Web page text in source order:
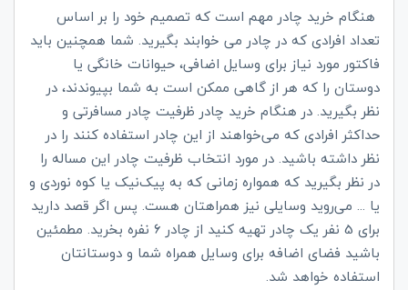
هنگام خرید چادر مهم است که تصمیم خود را بر اساس
تعداد افرادی که در چادر می خوابند بگیرید. شما همچنین باید
فاکتور مورد نیاز برای وسایل اضافی، حیوانات خانگی یا
دوستان را که هر از گاهی ممکن است به شما بپیوندند، در
نظر بگیرید. در هنگام خرید چادر ظرفیت چادر مسافرتی و
حداکثر افرادی که می‌خواهند از این چادر استفاده کنند را در
نظر داشته باشید. در مورد انتخاب ظرفیت چادر این مساله را
در نظر بگیرید که همواره زمانی که به پیک‌نیک یا کوه نوردی و
یا ... می‌روید وسایلی نیز همراهتان هست. پس اگر قصد دارید
برای 5 نفر یک چادر تهیه کنید از چادر 6 نفره بخرید. مطمئین
باشید فضای اضافه برای وسایل همراه شما و دوستانتان
استفاده خواهد شد.